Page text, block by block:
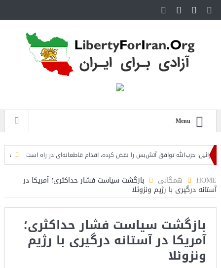
Menu
حزب‌الله توافق آتش‌بس را نقض کرده، اقدام قاطعانه‌ای در راه است حمله
HOME همگانی بازگشت سیاست فشار حداکثری؛ آمریکا در
آستانه درگیری با رژیم ونزوئلا
بازگشت سیاست فشار حداکثری؛
آمریکا در آستانه درگیری با رژیم
ونزوئلا